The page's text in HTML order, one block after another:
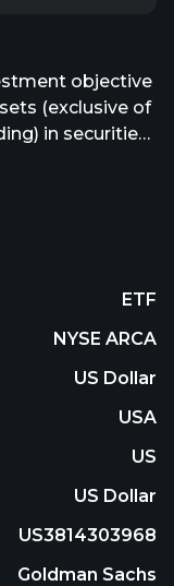
objective
(exclusive of
in securities
ETF
NYSE ARCA
US Dollar
USA
US
US Dollar
US3814303968
Goldman Sachs